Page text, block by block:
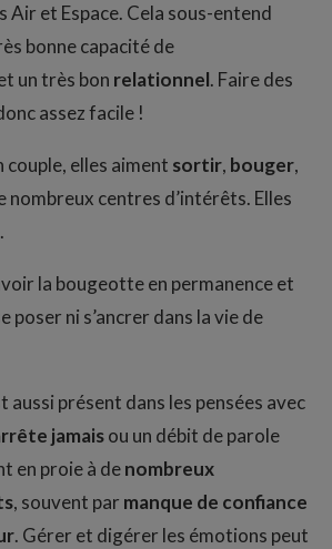
Air et Espace. Cela sous-entend
bonne capacité de
un très bon relationnel. Faire des
assez facile !
couple, elles aiment sortir, bouger,
nombreux centres d’intérêts. Elles
.
la bougeotte en permanence et
poser ni s’ancrer dans la vie de
aussi présent dans les pensées avec
jamaisou un débit de parole
en proie à denombreux
, souvent par manque de confiance
. Gérer et digérer les émotions peut